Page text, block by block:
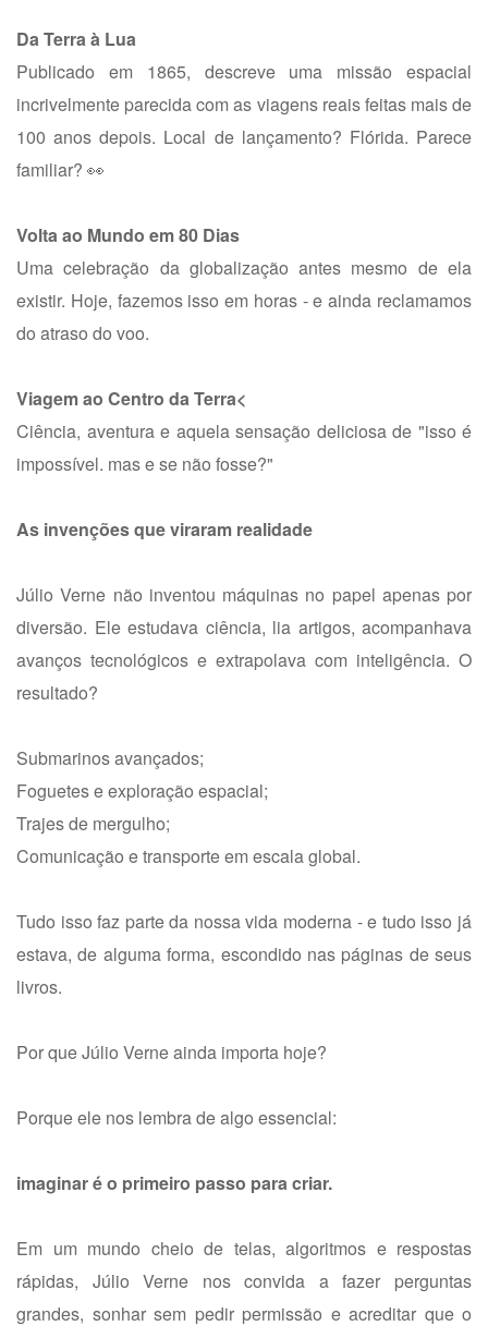
Da Terra à Lua
Publicado em 1865, descreve uma missão espacial
incrivelmente parecida com as viagens reais feitas mais de
100 anos depois. Local de lançamento? Flórida. Parece
familiar? 👀
Volta ao Mundo em 80 Dias
Uma celebração da globalização antes mesmo de ela
existir. Hoje, fazemos isso em horas - e ainda reclamamos
do atraso do voo.
Viagem ao Centro da Terra<
Ciência, aventura e aquela sensação deliciosa de "isso é
impossível. mas e se não fosse?"
As invenções que viraram realidade
Júlio Verne não inventou máquinas no papel apenas por
diversão. Ele estudava ciência, lia artigos, acompanhava
avanços tecnológicos e extrapolava com inteligência. O
resultado?
Submarinos avançados;
Foguetes e exploração espacial;
Trajes de mergulho;
Comunicação e transporte em escala global.
Tudo isso faz parte da nossa vida moderna - e tudo isso já
estava, de alguma forma, escondido nas páginas de seus
livros.
Por que Júlio Verne ainda importa hoje?
Porque ele nos lembra de algo essencial:
imaginar é o primeiro passo para criar.
Em um mundo cheio de telas, algoritmos e respostas
rápidas, Júlio Verne nos convida a fazer perguntas
grandes, sonhar sem pedir permissão e acreditar que o